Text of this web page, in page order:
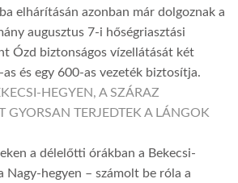
elhárításán azonban már dolgoznak a
augusztus 7-i hőségriasztási
Ózd biztonságos vízellátását két
és egy 600-as vezeték biztosítja.
HEGYEN, A SZÁRAZ
GYORSAN TERJEDTEK A LÁNGOK
a délelőtti órákban a Bekecsi-
Nagy-hegyen – számolt be róla a